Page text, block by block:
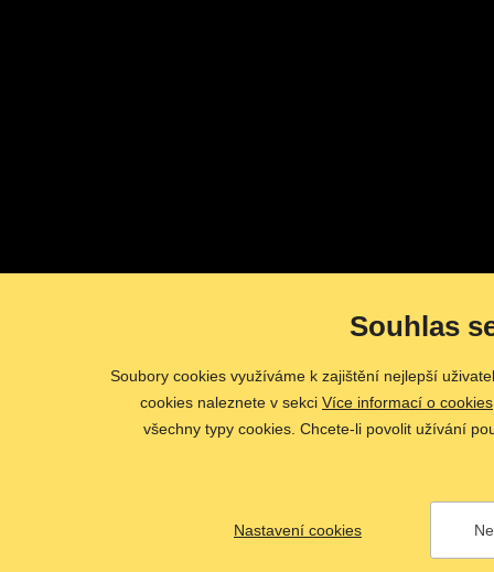
Souhlas
Soubory cookies využíváme k zajištění nejlepší
cookies naleznete v sekci Více informací o cookies
všechny typy cookies. Chcete-li povolit užívání
Nastavení cookies